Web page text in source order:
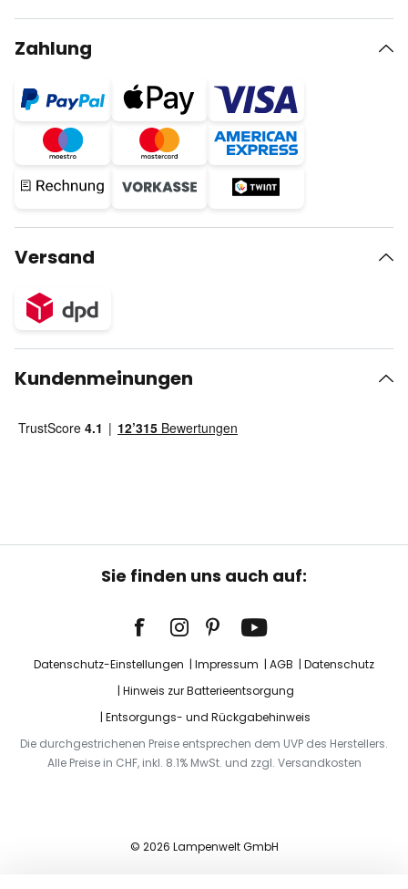
Zahlung
Versand
Kundenmeinungen
Sie finden uns auch auf:
Datenschutz-Einstellungen Impressum AGB
Datenschutz
Hinweis zur Batterieentsorgung
Entsorgungs- und Rückgabehinweis
Die durchgestrichenen Preise entsprechen dem UVP des Herstellers.
Alle Preise in CHF, inkl. 8.1% MwSt. und zzgl. Versandkosten
© 2026 Lampenwelt GmbH